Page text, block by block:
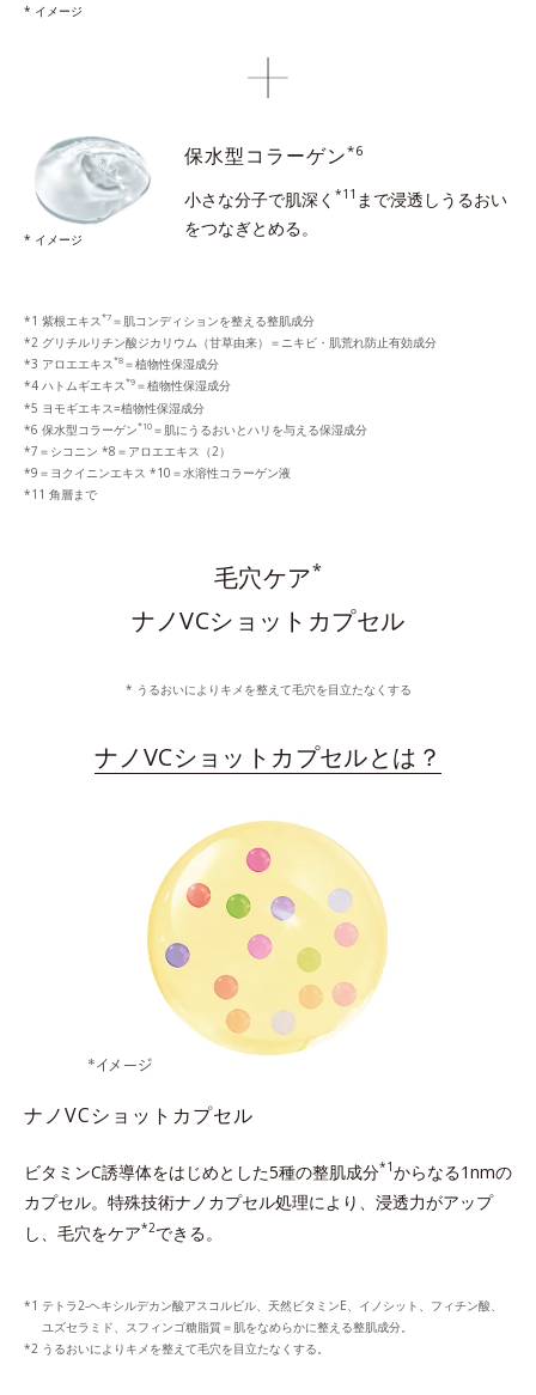
* イメージ
* イメージ
保水型コラーゲン*6
小さな分子で肌深く*11 まで浸透し うるおい
をつなぎとめる。
*1 紫根エキス*7 ＝肌コンディションを整える整肌成分
*2 グリチルリチン酸ジカリウム（甘草由来）＝ニキビ・肌荒れ防止有効成分
*3 アロエエキス*8 ＝植物性保湿成分
*4 ハトムギエキス*9 ＝植物性保湿成分
*5 ヨモギエキス=植物性保湿成分
*6 保水型コラーゲン*10 ＝肌にうるおいとハリを与える保湿成分
*7＝シコニン *8＝アロエエキス（2）
*9＝ヨクイニンエキス *10＝水溶性コラーゲン液
*11 角層まで
毛穴ケア*
ナノVCショットカプセル
* うるおいによりキメを整えて毛穴を目立たなくする
ナノVCショットカプセルとは？
ナノVCショットカプセル
ビタミンC誘導体をはじめとした5種の整肌成分*1からなる1nmの
カプセル。 特殊技術ナノカプセル処理により、浸透力がアップ
し、毛穴をケア*2できる。
テトラ2-ヘキシルデカン酸アスコルビル、天然ビタミンE、イノシット、フィチン酸、
ユズセラミド、スフィンゴ糖脂質＝肌をなめらかに整える整肌成分。
うるおいによりキメを整えて毛穴を目立たなくする。